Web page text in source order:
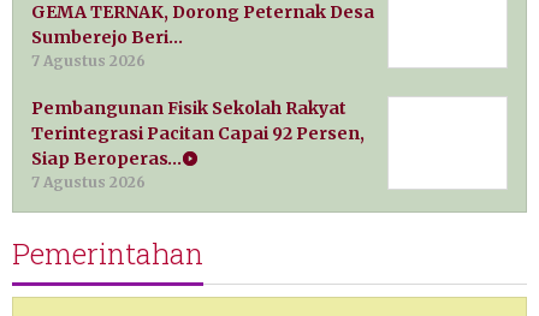
GEMA TERNAK, Dorong Peternak Desa
Sumberejo Beri…
7 Agustus 2026
Pembangunan Fisik Sekolah Rakyat
Terintegrasi Pacitan Capai 92 Persen,
Siap Beroperas…
7 Agustus 2026
Pemerintahan